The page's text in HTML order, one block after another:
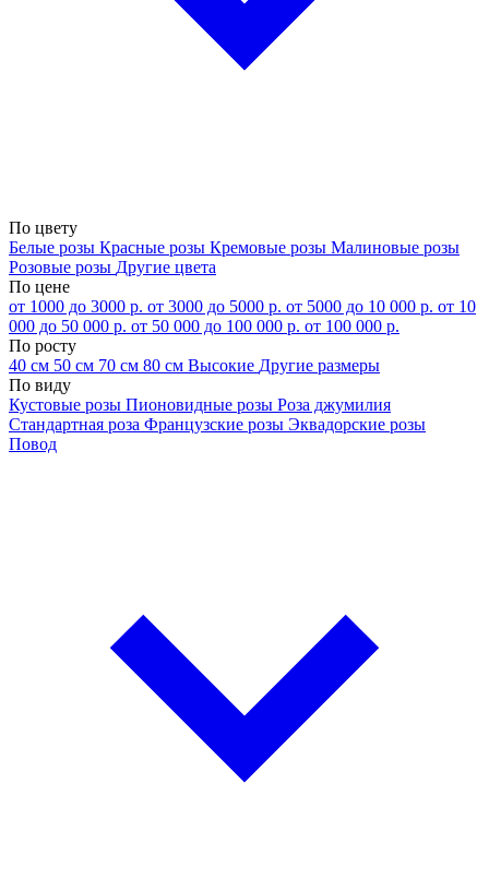
По цвету
Белые розы Красные розы Кремовые розы Малиновые розы
Розовые розы Другие цвета
По цене
от 1000 до 3000 р. от 3000 до 5000 р. от 5000 до 10 000 р. от 10
000 до 50 000 р. от 50 000 до 100 000 р. от 100 000 р.
По росту
40 см 50 см 70 см 80 см Высокие Другие размеры
По виду
Кустовые розы Пионовидные розы Роза джумилия
Стандартная роза Французские розы Эквадорские розы
Повод